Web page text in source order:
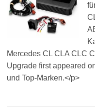
Mercedes CL CLA CLC
Upgrade first appeared
und Top-Marken.</p>